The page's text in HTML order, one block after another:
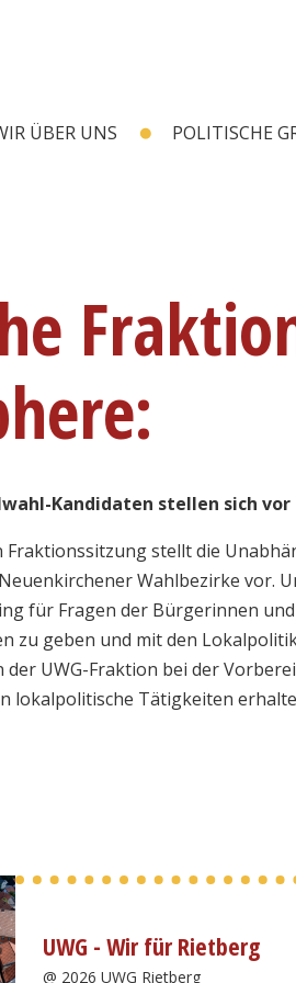
ÜBER UNS POLITISCHE
Kandidaten stellen sich vor
stellt die
Wahlbezirke vor.
für Fragen der Bürgerinnen
zu geben und mit den
UWG-Fraktion bei der
lokalpolitische Tätigkeiten
UWG - Wir für Rietberg
@ 2026 UWG Rietberg